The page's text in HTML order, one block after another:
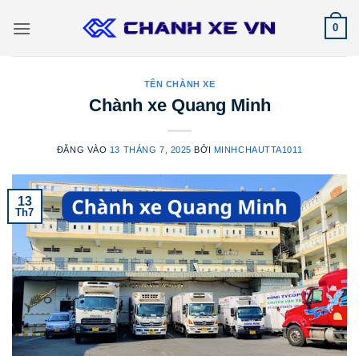
qua
0
TÊN CHÀNH XE
Chành xe Quang Minh
ĐĂNG VÀO 13 THÁNG 7, 2025 BỞI MINHCHAUTTA1011
13
Th7